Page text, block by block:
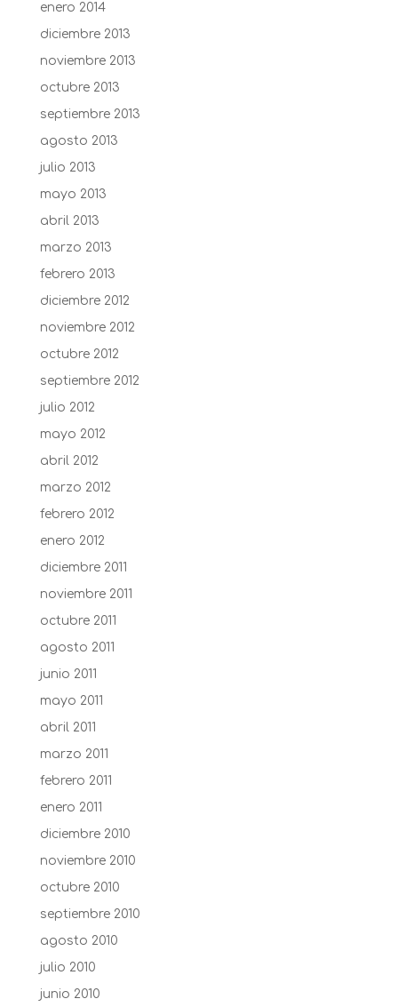
enero 2014
diciembre 2013
noviembre 2013
octubre 2013
septiembre 2013
agosto 2013
julio 2013
mayo 2013
abril 2013
marzo 2013
febrero 2013
diciembre 2012
noviembre 2012
octubre 2012
septiembre 2012
julio 2012
mayo 2012
abril 2012
marzo 2012
febrero 2012
enero 2012
diciembre 2011
noviembre 2011
octubre 2011
agosto 2011
junio 2011
mayo 2011
abril 2011
marzo 2011
febrero 2011
enero 2011
diciembre 2010
noviembre 2010
octubre 2010
septiembre 2010
agosto 2010
julio 2010
junio 2010